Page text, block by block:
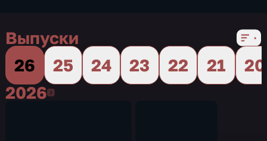
Выпуски
26
25 24 23 22 21
20
20262026